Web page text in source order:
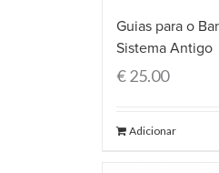
Guias para o
Sistema Antigo
€25.00
Adicionar